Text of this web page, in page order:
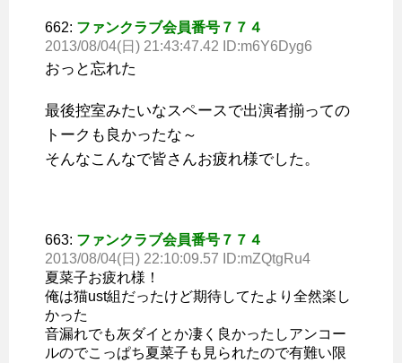
662: ファンクラブ会員番号７７４
2013/08/04(日) 21:43:47.42 ID:m6Y6Dyg6
おっと忘れた
最後控室みたいなスペースで出演者揃っての
トークも良かったな～
そんなこんなで皆さんお疲れ様でした。
663: ファンクラブ会員番号７７４
2013/08/04(日) 22:10:09.57 ID:mZQtgRu4
夏菜子お疲れ様！
俺は猫ust組だったけど期待してたより全然楽し
かった
音漏れでも灰ダイとか凄く良かったしアンコー
ルのでこっぱち夏菜子も見られたので有難い限